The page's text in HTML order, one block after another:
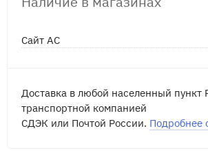
Сайт АС
Доставка в любой населенный пункт
транспортной компанией
СДЭК или Почтой России. Подробнее